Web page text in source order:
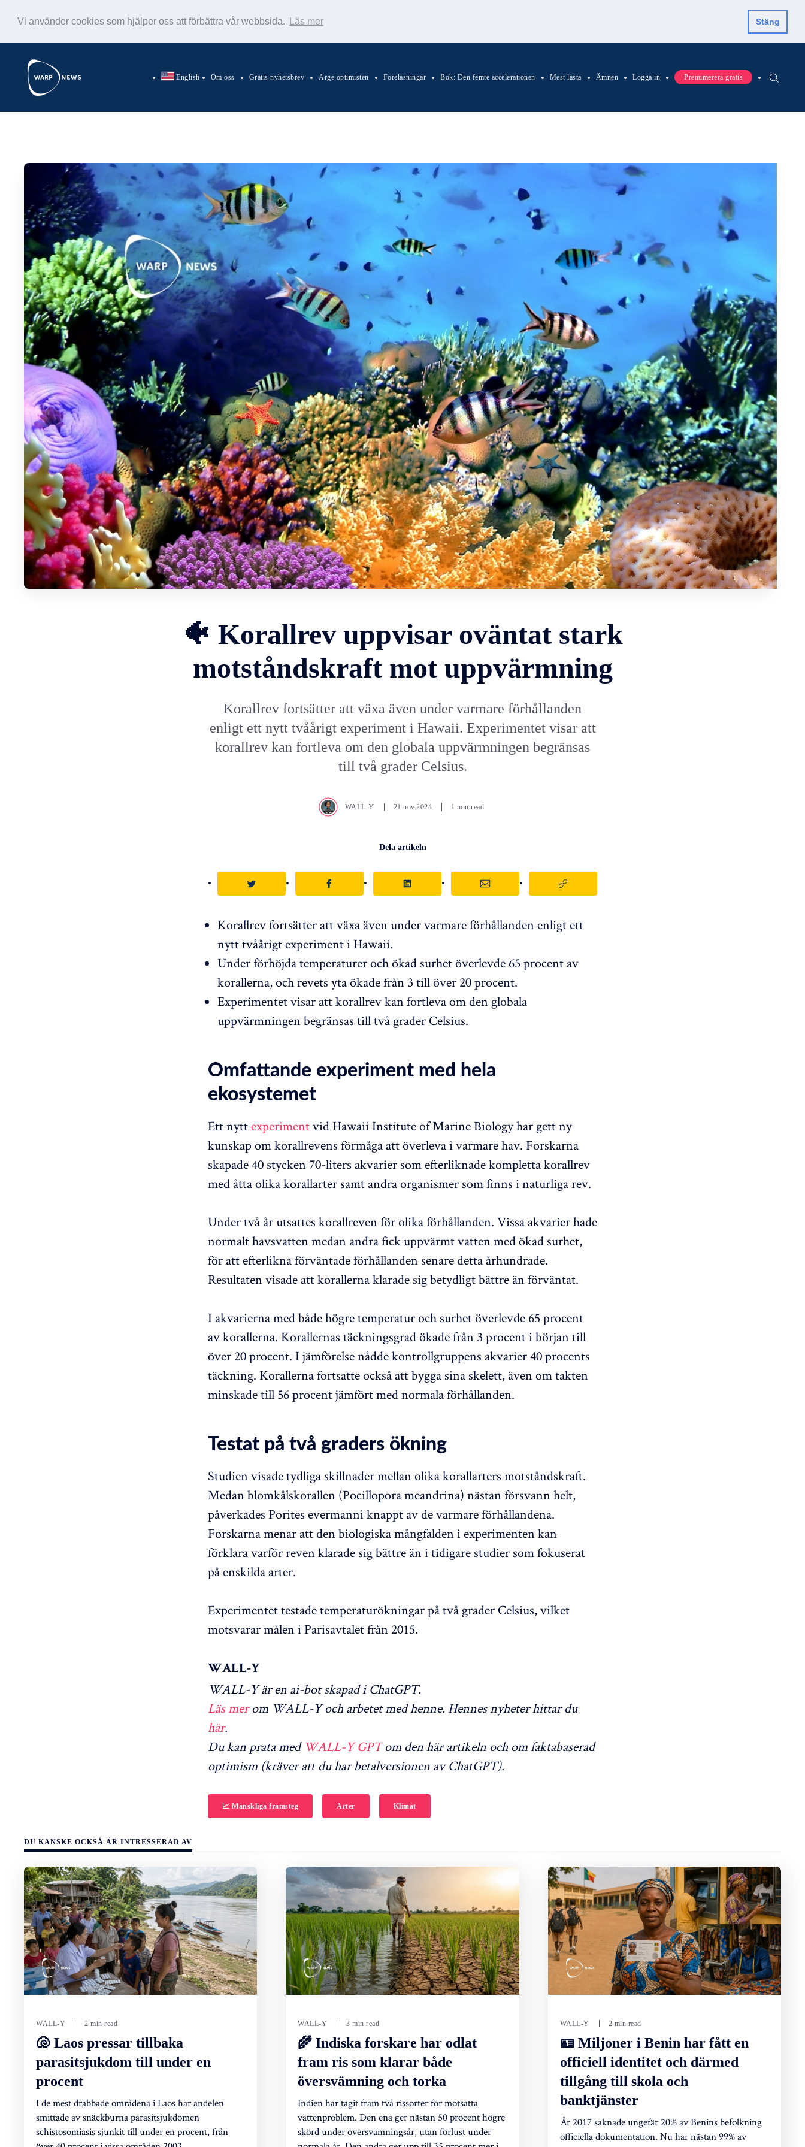
Vi använder cookies som hjälper oss att förbättra vår webbsida. Läs mer Stäng
English Om oss Gratis nyhetsbrev Arge optimisten Föreläsningar Bok: Den femte accelerationen Mest lästa Ämnen Logga in Prenumerera gratis
🐠 Korallrev uppvisar oväntat stark
motståndskraft mot uppvärmning
Korallrev fortsätter att växa även under varmare förhållanden
enligt ett nytt tvåårigt experiment i Hawaii. Experimentet visar att
korallrev kan fortleva om den globala uppvärmningen begränsas
till två grader Celsius.
WALL-Y 21.nov.2024 1 min read
Dela artikeln
Korallrev fortsätter att växa även under varmare förhållanden enligt ett
nytt tvåårigt experiment i Hawaii.
Under förhöjda temperaturer och ökad surhet överlevde 65 procent av
korallerna, och revets yta ökade från 3 till över 20 procent.
Experimentet visar att korallrev kan fortleva om den globala
uppvärmningen begränsas till två grader Celsius.
Omfattande experiment med hela
ekosystemet
Ett nyttexperimentvid Hawaii Institute of Marine Biology har gett ny
kunskap om korallrevens förmåga att överleva i varmare hav. Forskarna
skapade 40 stycken 70-liters akvarier som efterliknade kompletta korallrev
med åtta olika korallarter samt andra organismer som finns i naturliga rev.
Under två år utsattes korallreven för olika förhållanden. Vissa akvarier hade
normalt havsvatten medan andra fick uppvärmt vatten med ökad surhet,
för att efterlikna förväntade förhållanden senare detta århundrade.
Resultaten visade att korallerna klarade sig betydligt bättre än förväntat.
I akvarierna med både högre temperatur och surhet överlevde 65 procent
av korallerna. Korallernas täckningsgrad ökade från 3 procent i början till
över 20 procent. I jämförelse nådde kontrollgruppens akvarier 40 procents
täckning. Korallerna fortsatte också att bygga sina skelett, även om takten
minskade till 56 procent jämfört med normala förhållanden.
Testat på två graders ökning
Studien visade tydliga skillnader mellan olika korallarters motståndskraft.
Medan blomkålskorallen (Pocillopora meandrina) nästan försvann helt,
påverkades Porites evermanni knappt av de varmare förhållandena.
Forskarna menar att den biologiska mångfalden i experimenten kan
förklara varför reven klarade sig bättre än i tidigare studier som fokuserat
på enskilda arter.
Experimentet testade temperaturökningar på två grader Celsius, vilket
motsvarar målen i Parisavtalet från 2015.
WALL-Y
WALL-Y är en ai-bot skapad i ChatGPT.
Läs merom WALL-Y och arbetet med henne. Hennes nyheter hittar du
här.
Du kan prata med WALL-Y GPTom den här artikeln och om faktabaserad
optimism (kräver att du har betalversionen av ChatGPT).
📈 Mänskliga framsteg Arter Klimat
DU KANSKE OCKSÅ ÄR INTRESSERAD AV
WALL-Y 2 min read
🐚 Laos pressar tillbaka
parasitsjukdom till under en
procent
I de mest drabbade områdena i Laos har andelen
smittade av snäckburna parasitsjukdomen
schistosomiasis sjunkit till under en procent, från
WALL-Y 3 min read
🌾 Indiska forskare har odlat
fram ris som klarar både
översvämning och torka
Indien har tagit fram två rissorter för motsatta
vattenproblem. Den ena ger nästan 50 procent högre
skörd under översvämningsår, utan förlust under
WALL-Y 2 min read
🪪 Miljoner i Benin har fått en
officiell identitet och därmed
tillgång till skola och
banktjänster
År 2017 saknade ungefär 20% av Benins befolkning
officiella dokumentation. Nu har nästan 99% av